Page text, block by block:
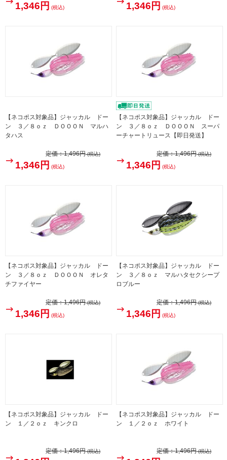
1,346円 (税込) 1,346円 (税込)
【ネコポス対象品】ジャッカル ドー
ン ３／８ｏｚ ＤＯＯＯＮ マルハ
タハス
定価：1,496円(税込)
1,346円 (税込)
【ネコポス対象品】ジャッカル ドー
ン ３／８ｏｚ ＤＯＯＯＮ スーパ
ーチャートリュース【即日発送】
定価：1,496円(税込)
1,346円 (税込)
【ネコポス対象品】ジャッカル ドー
ン ３／８ｏｚ ＤＯＯＯＮ オレタ
チファイヤー
定価：1,496円(税込)
1,346円 (税込)
【ネコポス対象品】ジャッカル ドー
ン ３／８ｏｚ マルハタセクシープ
ロブルー
定価：1,496円(税込)
1,346円 (税込)
【ネコポス対象品】ジャッカル ドー
ン １／２ｏｚ キンクロ
定価：1,496円(税込)
【ネコポス対象品】ジャッカル ドー
ン １／２ｏｚ ホワイト
定価：1,496円(税込)